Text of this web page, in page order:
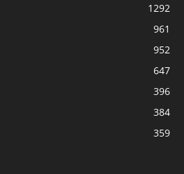
1292
961
952
647
396
384
359